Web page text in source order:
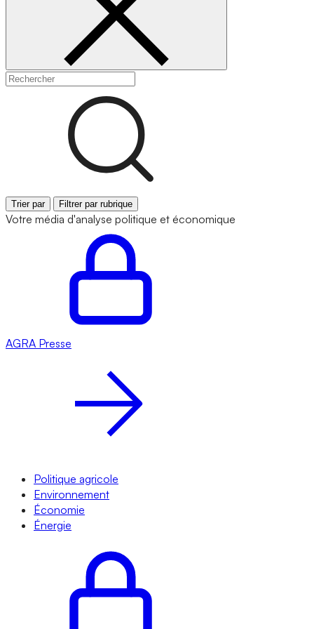
Trier par Filtrer par rubrique
Votre média d'analyse politique et économique
AGRA Presse
Politique agricole
Environnement
Économie
Énergie